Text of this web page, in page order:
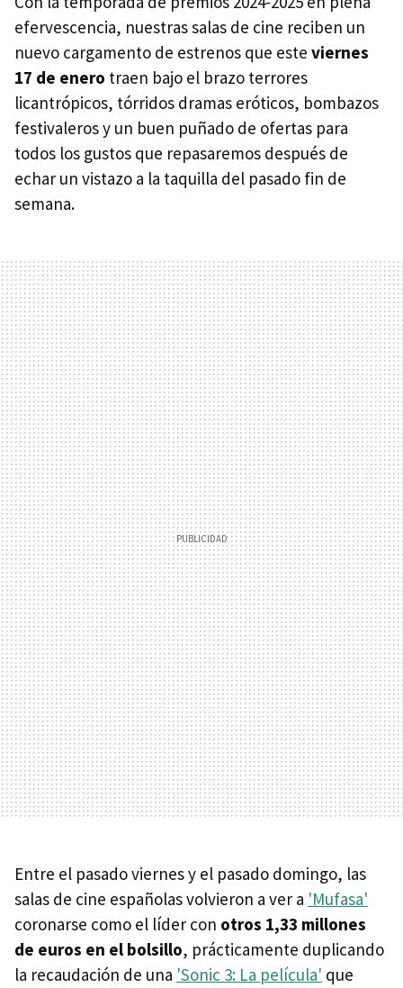
efervescencia, nuestras salas de cine reciben un
nuevo cargamento de estrenos que este viernes
17 de enero traen bajo el brazo terrores
licantrópicos, tórridos dramas eróticos, bombazos
festivaleros y un buen puñado de ofertas para
todos los gustos que repasaremos después de
echar un vistazo a la taquilla del pasado fin de
semana.
Entre el pasado viernes y el pasado domingo, las
salas de cine españolas volvieron a ver a 'Mufasa'
coronarse como el líder con otros 1,33 millones
de euros en el bolsillo, prácticamente duplicando
la recaudación de una 'Sonic 3: La película' que